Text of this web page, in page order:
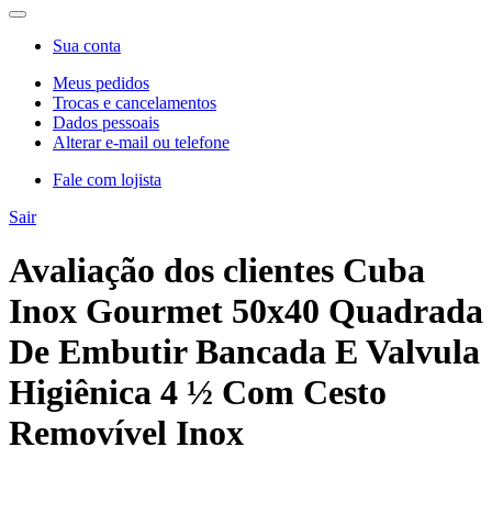
Sua conta
Meus pedidos
Trocas e cancelamentos
Dados pessoais
Alterar e-mail ou telefone
Fale com lojista
Sair
Avaliação dos clientes Cuba
Inox Gourmet 50x40 Quadrada
De Embutir Bancada E Valvula
Higiênica 4 ½ Com Cesto
Removível Inox